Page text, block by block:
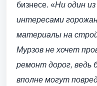
бизнесе. «Ни один
интересами
материалы на
Мурзов не хочет
ремонт дорог, ведь
вполне могут